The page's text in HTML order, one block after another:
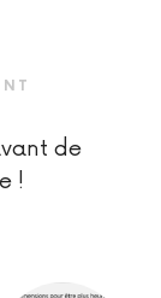
de
!